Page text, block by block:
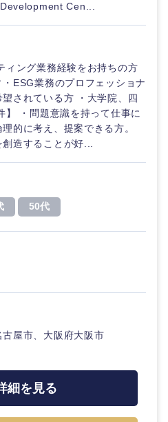
Cen...
ィング業務経験をお持ちの方
ESG業務のプロフェッショナ
されている方 ・大学院、四
】 ・問題意識を持って仕事に
的に考え、提案できる方。
造することが好...
50代
屋市、大阪府大阪市
細を見る